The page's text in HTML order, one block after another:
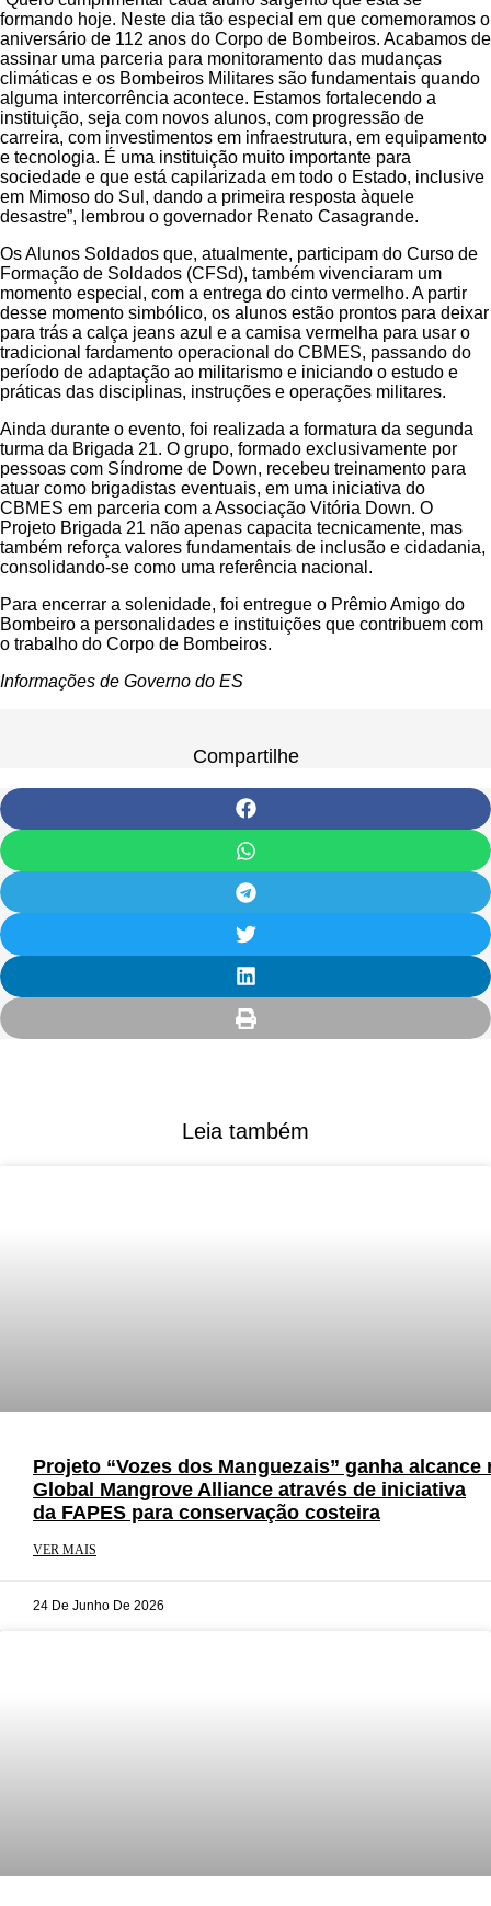
formando hoje. Neste dia tão especial em que comemoramos o
aniversário de 112 anos do Corpo de Bombeiros. Acabamos de
assinar uma parceria para monitoramento das mudanças
climáticas e os Bombeiros Militares são fundamentais quando
alguma intercorrência acontece. Estamos fortalecendo a
instituição, seja com novos alunos, com progressão de
carreira, com investimentos em infraestrutura, em equipamento
e tecnologia. É uma instituição muito importante para
sociedade e que está capilarizada em todo o Estado, inclusive
em Mimoso do Sul, dando a primeira resposta àquele
desastre”, lembrou o governador Renato Casagrande.
Os Alunos Soldados que, atualmente, participam do Curso de
Formação de Soldados (CFSd), também vivenciaram um
momento especial, com a entrega do cinto vermelho. A partir
desse momento simbólico, os alunos estão prontos para deixar
para trás a calça jeans azul e a camisa vermelha para usar o
tradicional fardamento operacional do CBMES, passando do
período de adaptação ao militarismo e iniciando o estudo e
práticas das disciplinas, instruções e operações militares.
Ainda durante o evento, foi realizada a formatura da segunda
turma da Brigada 21. O grupo, formado exclusivamente por
pessoas com Síndrome de Down, recebeu treinamento para
atuar como brigadistas eventuais, em uma iniciativa do
CBMES em parceria com a Associação Vitória Down. O
Projeto Brigada 21 não apenas capacita tecnicamente, mas
também reforça valores fundamentais de inclusão e cidadania,
consolidando-se como uma referência nacional.
Para encerrar a solenidade, foi entregue o Prêmio Amigo do
Bombeiro a personalidades e instituições que contribuem com
o trabalho do Corpo de Bombeiros.
Informações de Governo do ES
Compartilhe
Leia também
Projeto “Vozes dos Manguezais” ganha alcance
Global Mangrove Alliance através de iniciativa
da FAPES para conservação costeira
VER MAIS
24 De Junho De 2026